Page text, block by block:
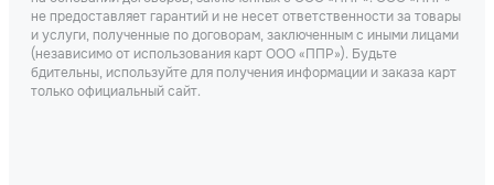
не предоставляет гарантий и не несет ответственности за товары
и услуги, полученные по договорам, заключенным с иными лицами
(независимо от использования карт ООО «ППР»). Будьте
бдительны, используйте для получения информации и заказа карт
только официальный сайт.